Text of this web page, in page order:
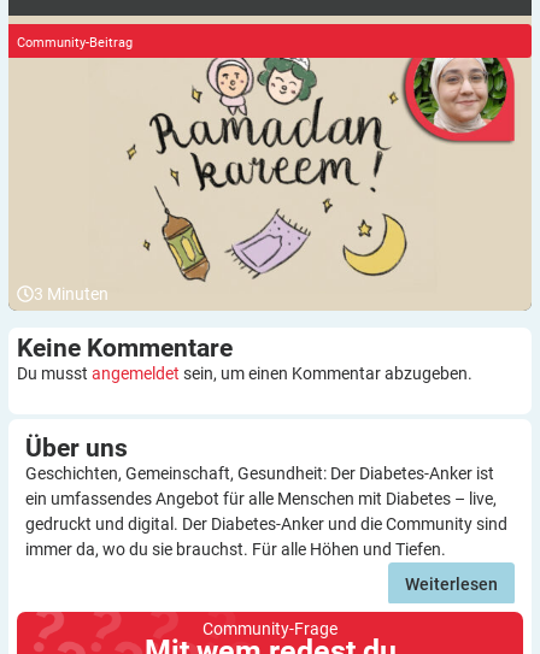
3 Minuten
Community-Beitrag
Keine Kommentare
Du musst angemeldet sein, um einen Kommentar abzugeben.
Über uns
Geschichten, Gemeinschaft, Gesundheit: Der Diabetes-Anker ist
ein umfassendes Angebot für alle Menschen mit Diabetes – live,
gedruckt und digital. Der Diabetes-Anker und die Community sind
immer da, wo du sie brauchst. Für alle Höhen und Tiefen.
Weiterlesen
Community-Frage